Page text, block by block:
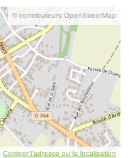
© contributeurs OpenStreetMap
Corriger l’adresse ou la localisation